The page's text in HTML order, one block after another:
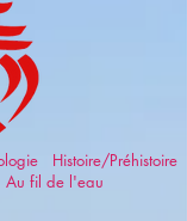
Histoire/Préhistoire
fil de l'eau